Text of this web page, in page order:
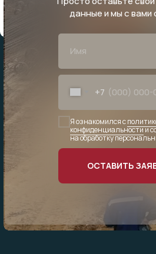
данные и мы с вами
+7
Я ознакомился с
конфиденциальностии
на обработку
ОСТАВИТЬ